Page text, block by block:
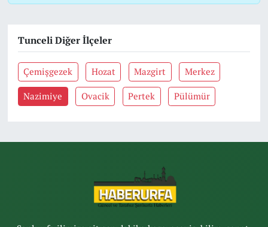
Tunceli Diğer İlçeler
Çemişgezek Hozat Mazgirt Merkez
Nazimiye Ovacik Pertek Pülümür